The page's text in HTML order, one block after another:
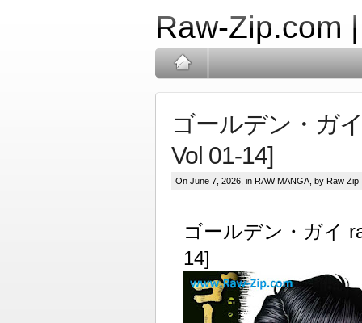
Raw-Zip.com
ゴールデン・ガ
Vol 01-14]
On June 7, 2026, in RAW MANGA , by Raw Zip
ゴールデン・ガイ
14]